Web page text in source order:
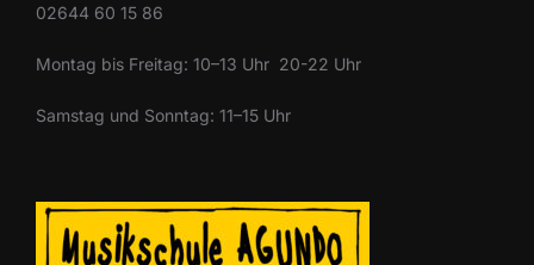
02644 60 15 86
Montag bis Freitag: 10–13 Uhr 20-22 Uhr
Samstag und Sonntag: 11–15 Uhr